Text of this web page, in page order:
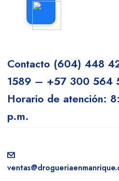
Contacto (604) 448
1589 – +57 300 564
Horario de atención:
p.m.